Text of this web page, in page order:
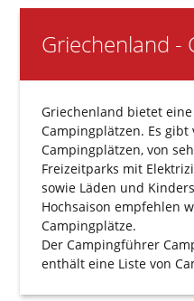
Griechenland -
Griechenland bietet
Campingplätzen. Es
Campingplätzen, von
Freizeitparks mit
sowie Läden und
Hochsaison empfehlen
Campingplätze.
Der Campingführer
enthält eine Liste von